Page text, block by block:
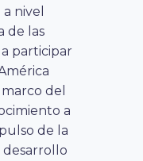
nivel
de las
participar
del
a
de la
desarrollo